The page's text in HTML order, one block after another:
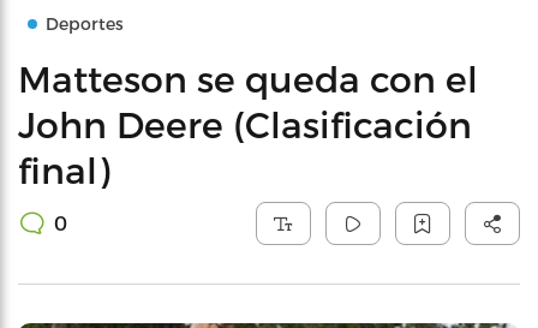
Deportes
Matteson se queda con el
John Deere (Clasificación
final)
0